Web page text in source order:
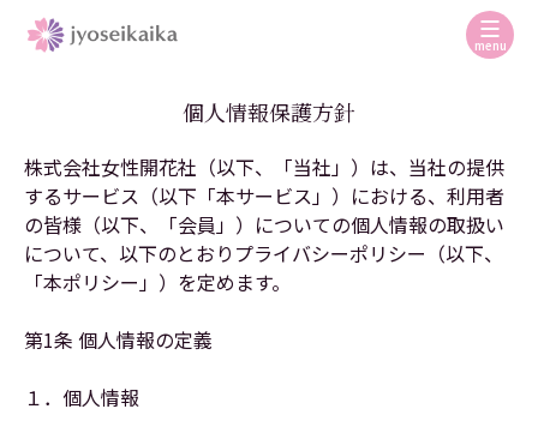
menu
個人情報保護方針
株式会社女性開花社（以下、「当社」）は、当社の提供
するサービス（以下「本サービス」）における、利用者
の皆様（以下、「会員」）についての個人情報の取扱い
について、以下のとおりプライバシーポリシー（以下、
「本ポリシー」）を定めます。
第1条 個人情報の定義
１．個人情報